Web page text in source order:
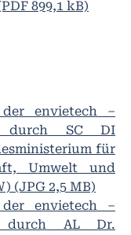
899,1 kB)
envietech –
durch SC DI
für
Umwelt und
(JPG 2,5 MB)
envietech –
durch AL Dr.